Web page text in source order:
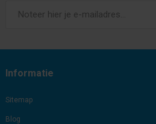
Informatie
Sitemap
Blog